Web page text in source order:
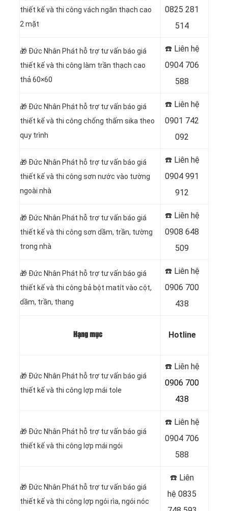
thiết kế và thi công vách ngăn thạch cao
2 mặt
0825 281
514
🎁 Đức Nhân Phát hỗ trợ tư vấn báo giá
thiết kế và thi công làm trần thạch cao
thả 60×60
☎️ Liên hệ
0904 706
588
🎁 Đức Nhân Phát hỗ trợ tư vấn báo giá
thiết kế và thi công chống thấm sika theo
quy trình
☎️ Liên hệ
0901 742
092
🎁 Đức Nhân Phát hỗ trợ tư vấn báo giá
thiết kế và thi công sơn nước vào tường
ngoài nhà
☎️ Liên hệ
0904 991
912
🎁 Đức Nhân Phát hỗ trợ tư vấn báo giá
thiết kế và thi công sơn dầm, trần, tường
trong nhà
☎️ Liên hệ
0908 648
509
🎁 Đức Nhân Phát hỗ trợ tư vấn báo giá
thiết kế và thi công bả bột matít vào cột,
dầm, trần, thang
☎️ Liên hệ
0906 700
438
Hạng mục Hotline
🎁 Đức Nhân Phát hỗ trợ tư vấn báo giá
thiết kế và thi công lợp mái tole
☎️ Liên hệ
0906 700
438
🎁 Đức Nhân Phát hỗ trợ tư vấn báo giá
thiết kế và thi công lợp mái ngói
☎️ Liên hệ
0904 706
588
🎁 Đức Nhân Phát hỗ trợ tư vấn báo giá
thiết kế và thi công lợp ngói rìa, ngói nóc
☎️ Liên
hệ 0835